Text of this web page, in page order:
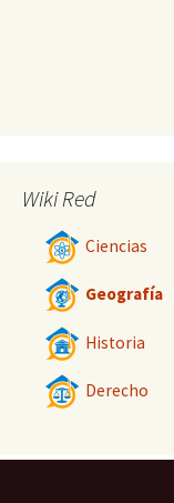
Wiki Red
Ciencias
Geografía
Historia
Derecho